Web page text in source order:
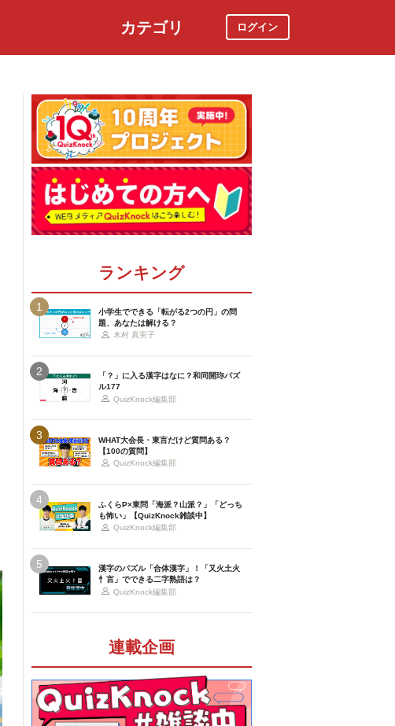
カテゴリ ログイン
ランキング
1
小学生でできる「転がる2つの円」の問
題、あなたは解ける？
木村 真実子
2
「？」に入る漢字はなに？和同開珎パズ
ル177
QuizKnock編集部
3
WHAT大会長・東言だけど質問ある？
【100の質問】
QuizKnock編集部
4
ふくらP×東問「海派？山派？」「どっち
も怖い」【QuizKnock雑談中】
QuizKnock編集部
5
漢字のパズル「合体漢字」！「又火土火
忄言」でできる二字熟語は？
QuizKnock編集部
連載企画